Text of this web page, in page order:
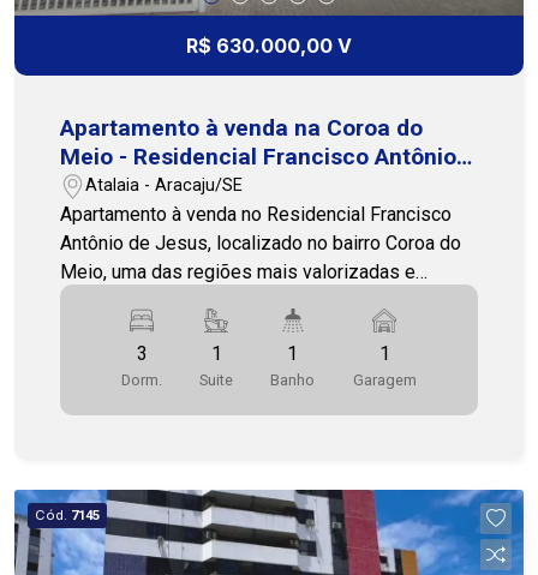
R$ 630.000,00 V
Apartamento à venda na Coroa do
Meio - Residencial Francisco Antônio
de Jesus
Atalaia - Aracaju/SE
Apartamento à venda no Residencial Francisco
Antônio de Jesus, localizado no bairro Coroa do
Meio, uma das regiões mais valorizadas e
desejadas de Aracaju. Com 80 m² de área
privativa e posição leste/sul, o imóvel oferece
excelente ventilação e iluminação natural ao
longo do dia. Conta com 3 quartos, sendo 1 suíte,
banheiro social, sala ampla, varanda, cozinha
condomínio dispõe de área de lazer, agregando
mais comodidade e qualidade de vida aos
moradores. A localização é um dos grandes
3
Dorm.
1
Suite
1
Banho
1
Garagem
Cód. 7145